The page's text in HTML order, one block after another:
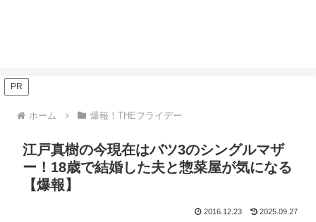
PR
ホーム 爆報！THEフライデー
江戸真樹の今現在はバツ3のシングルマザ
ー！18歳で結婚した夫と惣菜屋が気になる
【爆報】
2016.12.23 2025.09.27